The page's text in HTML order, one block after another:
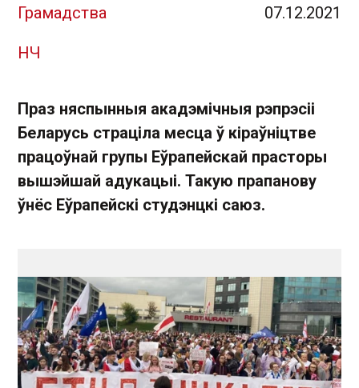
Грамадства 07.12.2021
НЧ
Праз няспынныя акадэмічныя рэпрэсіі
Беларусь страціла месца ў кіраўніцтве
працоўнай групы Еўрапейскай прасторы
вышэйшай адукацыі. Такую прапанову
ўнёс Еўрапейскі студэнцкі саюз.